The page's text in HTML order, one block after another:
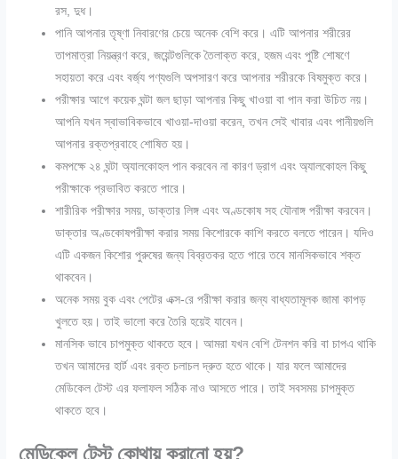
রস, দুধ।
পানিআপনার তৃষ্ণা নিবারণের চেয়ে অনেক বেশি করে। এটি আপনার শরীরের
তাপমাত্রা নিয়ন্ত্রণ করে,জয়েন্টগুলিকে তৈলাক্ত করে,হজম এবং পুষ্টি শোষণে
সহায়তা করে এবং বর্জ্য পণ্যগুলি অপসারণ করে আপনার শরীরকে বিষমুক্ত করে।
পরীক্ষার আগে কয়েক ঘন্টা জল ছাড়া আপনার কিছু খাওয়া বা পান করা উচিত নয়।
আপনি যখন স্বাভাবিকভাবে খাওয়া-দাওয়া করেন,তখন সেই খাবার এবং পানীয়গুলি
আপনার রক্তপ্রবাহে শোষিত হয়।
কমপক্ষে ২৪ ঘন্টা অ্যালকোহল পান করবেন না কারণ ড্রাগ এবং অ্যালকোহল কিছু
পরীক্ষাকে প্রভাবিত করতে পারে।
শারীরিক পরীক্ষার সময়,ডাক্তার লিঙ্গ এবং অণ্ডকোষ সহ যৌনাঙ্গ পরীক্ষা করবেন।
ডাক্তার অণ্ডকোষপরীক্ষা করার সময় কিশোরকে কাশি করতে বলতে পারেন। যদিও
এটি একজন কিশোর পুরুষের জন্য বিব্রতকর হতে পারে তবে মানসিকভাবে শক্ত
থাকবেন।
অনেক সময় বুক এবং পেটের এক্স-রে পরীক্ষা করার জন্যবাধ্যতামূলক জামা কাপড়
খুলতে হয়। তাই ভালো করে তৈরি হয়েই যাবেন।
মানসিক ভাবে চাপমুক্ত থাকতে হবে। আমরা যখন বেশি টেনশন করি বা চাপএ থাকি
তখন আমাদের হার্ট এবং রক্ত চলাচল দ্রুত হতে থাকে। যার ফলে আমাদের
মেডিকেল টেস্ট এর ফলাফল সঠিক নাও আসতে পারে। তাই সবসময় চাপমুক্ত
থাকতে হবে।
মেডিকেল টেস্ট কোথায় করানো হয়?